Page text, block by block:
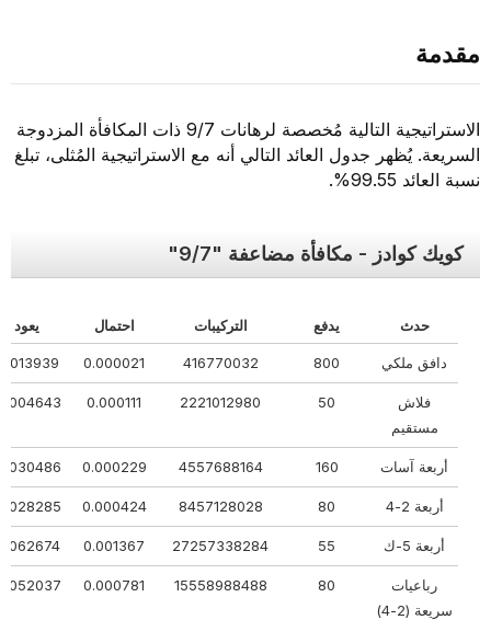
مقدمة
الاستراتيجية التالية مُخصصة لرهانات 9/7 ذات المكافأة المزدوجة
السريعة. يُظهر جدول العائد التالي أنه مع الاستراتيجية المُثلى، تبلغ
نسبة العائد 99.55%.
كويك كوادز - مكافأة مضاعفة "9/7"
حدث يدفع التركيبات احتمال يعود
دافق ملكي 800
416770032
0.000021
0.013939
فلاش
مستقيم
50
2221012980
0.000111
0.004643
أربعة آسات 160
4557688164
0.000229
0.030486
أربعة 2-4 80
8457128028
0.000424
0.028285
أربعة 5-ك 55
27257338284
0.001367
0.062674
رباعيات
سريعة (2-4)
80
15558988488
0.000781
0.052037